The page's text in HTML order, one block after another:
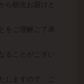
ら順次お届けと
をご理解ご了承
ることがござい
しますので、ご